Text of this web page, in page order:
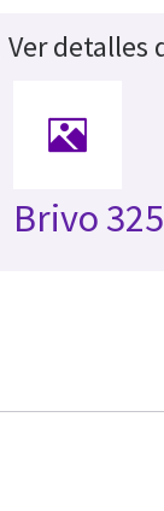
Ver detalles
Brivo 325